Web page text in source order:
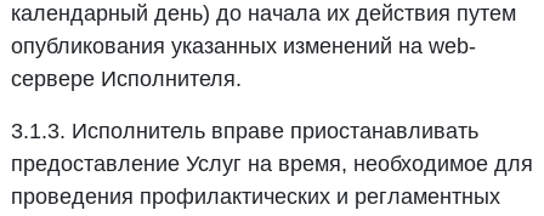
календарный день) до начала их действия путем
опубликования указанных изменений на web-
сервере Исполнителя.
3.1.3. Исполнитель вправе приостанавливать
предоставление Услуг на время, необходимое для
проведения профилактических и регламентных